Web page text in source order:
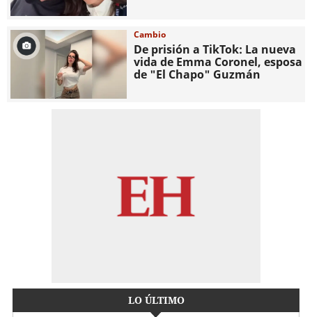
Cambio
De prisión a TikTok: La nueva
vida de Emma Coronel, esposa
de "El Chapo" Guzmán
LO ÚLTIMO